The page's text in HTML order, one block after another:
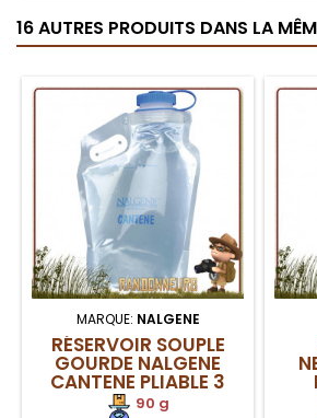
de l'eau potable Hadex de
Care Plus permet de traiter
car son dosage est à la...
eau
16 AUTRES PRODUITS DANS LA
MARQUE: NALGENE
RÉSERVOIR SOUPLE
GOURDE NALGENE
CANTENE PLIABLE 3
LITRES
90 g